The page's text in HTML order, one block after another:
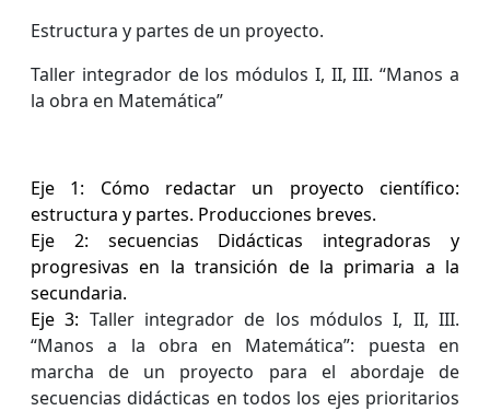
Estructura y partes de un proyecto.
Taller integrador de los módulos I, II, III. “Manos a
la obra en Matemática”
Eje 1: Cómo redactar un proyecto científico:
estructura y partes. Producciones breves.
Eje 2: secuencias Didácticas integradoras y
progresivas en la transición de la primaria a la
secundaria.
Eje 3: Taller integrador de los módulos I, II, III.
“Manos a la obra en Matemática”: puesta en
marcha de un proyecto para el abordaje de
secuencias didácticas en todos los ejes prioritarios